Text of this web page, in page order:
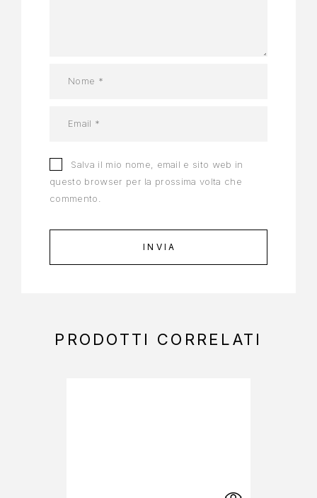
Salva il mio nome, email e sito web in
questo browser per la prossima volta che
commento.
PRODOTTI CORRELATI